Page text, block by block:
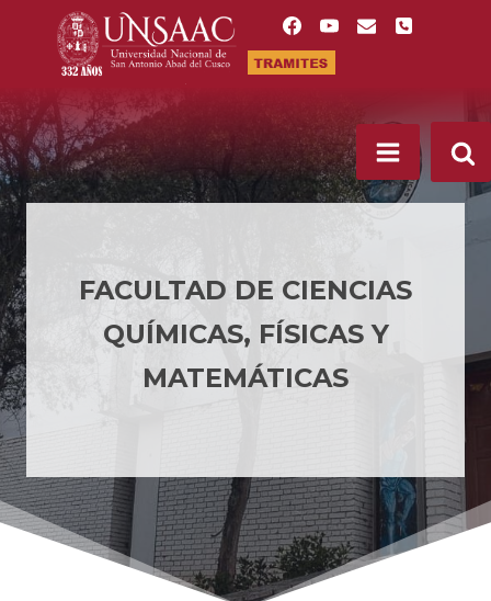
contenido
FACULTAD DE CIENCIAS
QUÍMICAS, FÍSICAS Y
MATEMÁTICAS